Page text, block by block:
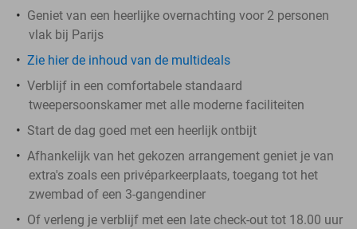
Geniet van een heerlijke overnachting voor 2 personen
vlak bij Parijs
Zie hier de inhoud van de multideals
Verblijf in een comfortabele standaard
tweepersoonskamer met alle moderne faciliteiten
Start de dag goed met een heerlijk ontbijt
Afhankelijk van het gekozen arrangement geniet je van
extra's zoals een privéparkeerplaats, toegang tot het
zwembad of een 3-gangendiner
Of verleng je verblijf met een late check-out tot 18.00 uur